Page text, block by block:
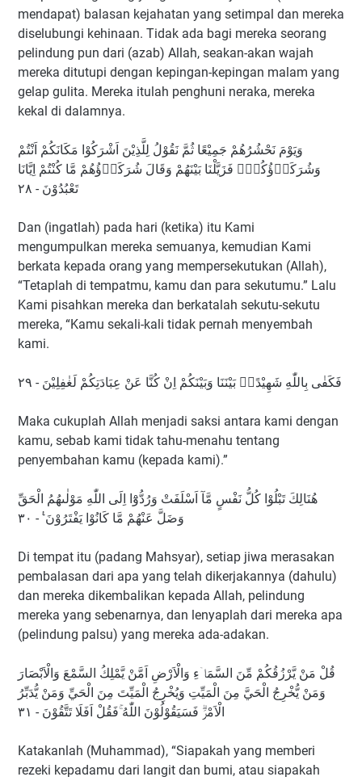
mendapat) balasan kejahatan yang setimpal dan mereka
diselubungi kehinaan. Tidak ada bagi mereka seorang
pelindung pun dari (azab) Allah, seakan-akan wajah
mereka ditutupi dengan kepingan-kepingan malam yang
gelap gulita. Mereka itulah penghuni neraka, mereka
kekal di dalamnya.
وَيَوْمَ نَحْشُرُهُمْ جَمِيْعًا ثُمَّ نَقُوْلُ لِلَّذِيْنَ اَشْرَكُوْا مَكَانَكُمْ اَنْتُمْ
وَشُرَكَاۤؤُكُمْۚ فَزَيَّلْنَا بَيْنَهُمْ وَقَالَ شُرَكَاۤؤُهُمْ مَّا كُنْتُمْ اِيَّانَا
تَعْبُدُوْنَ - ٢٨
Dan (ingatlah) pada hari (ketika) itu Kami
mengumpulkan mereka semuanya, kemudian Kami
berkata kepada orang yang mempersekutukan (Allah),
“Tetaplah di tempatmu, kamu dan para sekutumu.” Lalu
Kami pisahkan mereka dan berkatalah sekutu-sekutu
mereka, “Kamu sekali-kali tidak pernah menyembah
kami.
فَكَفٰى بِاللّٰهِ شَهِيْدًاۢ بَيْنَنَا وَبَيْنَكُمْ اِنْ كُنَّا عَنْ عِبَادَتِكُمْ لَغٰفِلِيْنَ - ٢٩
Maka cukuplah Allah menjadi saksi antara kami dengan
kamu, sebab kami tidak tahu-menahu tentang
penyembahan kamu (kepada kami).”
هُنَالِكَ تَبْلُوْا كُلُّ نَفْسٍ مَّآ اَسْلَفَتْ وَرُدُّوْٓا اِلَى اللّٰهِ مَوْلٰىهُمُ الْحَقِّ
وَضَلَّ عَنْهُمْ مَّا كَانُوْا يَفْتَرُوْنَ ࣖ - ٣٠
Di tempat itu (padang Mahsyar), setiap jiwa merasakan
pembalasan dari apa yang telah dikerjakannya (dahulu)
dan mereka dikembalikan kepada Allah, pelindung
mereka yang sebenarnya, dan lenyaplah dari mereka apa
(pelindung palsu) yang mereka ada-adakan.
قُلْ مَنْ يَّرْزُقُكُمْ مِّنَ السَّمَاۤءِ وَالْاَرْضِ اَمَّنْ يَّمْلِكُ السَّمْعَ وَالْاَبْصَارَ
وَمَنْ يُّخْرِجُ الْحَيَّ مِنَ الْمَيِّتِ وَيُخْرِجُ الْمَيِّتَ مِنَ الْحَيِّ وَمَنْ يُّدَبِّرُ
الْاَمْرَۗ فَسَيَقُوْلُوْنَ اللّٰهُ ۚفَقُلْ اَفَلَا تَتَّقُوْنَ - ٣١
Katakanlah (Muhammad), “Siapakah yang memberi
rezeki kepadamu dari langit dan bumi, atau siapakah